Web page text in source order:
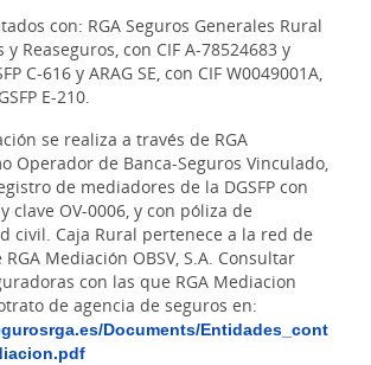
con: RGA Seguros Generales Rural
y Reaseguros, con CIF A-78524683 y
C-616 y ARAG SE, con CIF W0049001A,
E-210.
se realiza a través de RGA
Operador de Banca-Seguros Vinculado,
de mediadores de la DGSFP con
clave OV-0006, y con póliza de
civil. Caja Rural pertenece a la red de
Mediación OBSV, S.A. Consultar
con las que RGA Mediacion
de agencia de seguros en:
Documents/Entidades_cont